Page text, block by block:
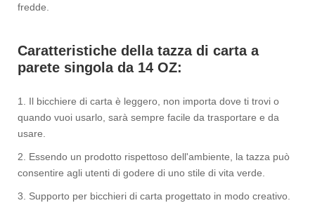
fredde.
Caratteristiche della tazza di carta a
parete singola da 14 OZ:
1. Il bicchiere di carta è leggero, non importa dove ti trovi o
quando vuoi usarlo, sarà sempre facile da trasportare e da
usare.
2. Essendo un prodotto rispettoso dell'ambiente, la tazza può
consentire agli utenti di godere di uno stile di vita verde.
3. Supporto per bicchieri di carta progettato in modo creativo.